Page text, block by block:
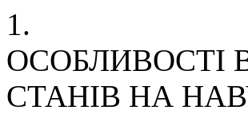
1.
ОСОБЛИВОСТІ
СТАНІВ НА